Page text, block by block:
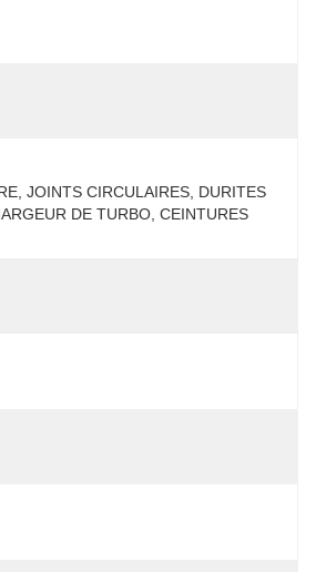
JOINTS CIRCULAIRES, DURITES
DE TURBO, CEINTURES